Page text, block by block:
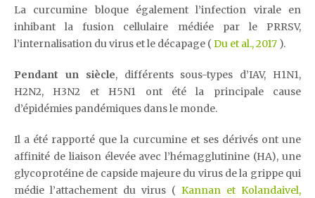
La curcumine bloque également l’infection virale en
inhibant la fusion cellulaire médiée par le PRRSV,
l’internalisation du virus et le décapage ( Du et al., 2017 ).
Pendant un siècle, différents sous-types d’IAV, H1N1,
H2N2, H3N2 et H5N1 ont été la principale cause
d’épidémies pandémiques dans le monde.
Il a été rapporté que la curcumine et ses dérivés ont une
affinité de liaison élevée avec l’hémagglutinine (HA), une
glycoprotéine de capside majeure du virus de la grippe qui
médie l’attachement du virus ( Kannan et Kolandaivel,